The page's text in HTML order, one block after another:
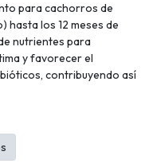
para cachorros de
hasta los 12 meses de
nutrientes para
y favorecer el
contribuyendo así